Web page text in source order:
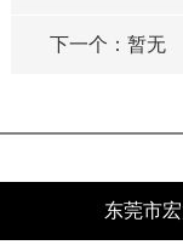
下一个：暂无
东莞市